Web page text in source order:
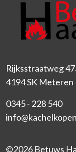
Rijksstraatweg
4194 SK Meteren
0345 - 228 540
©2026 Betuws